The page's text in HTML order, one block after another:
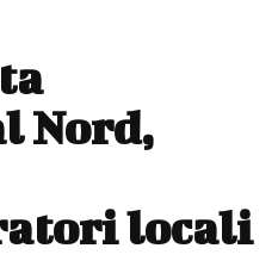
Nord,
locali